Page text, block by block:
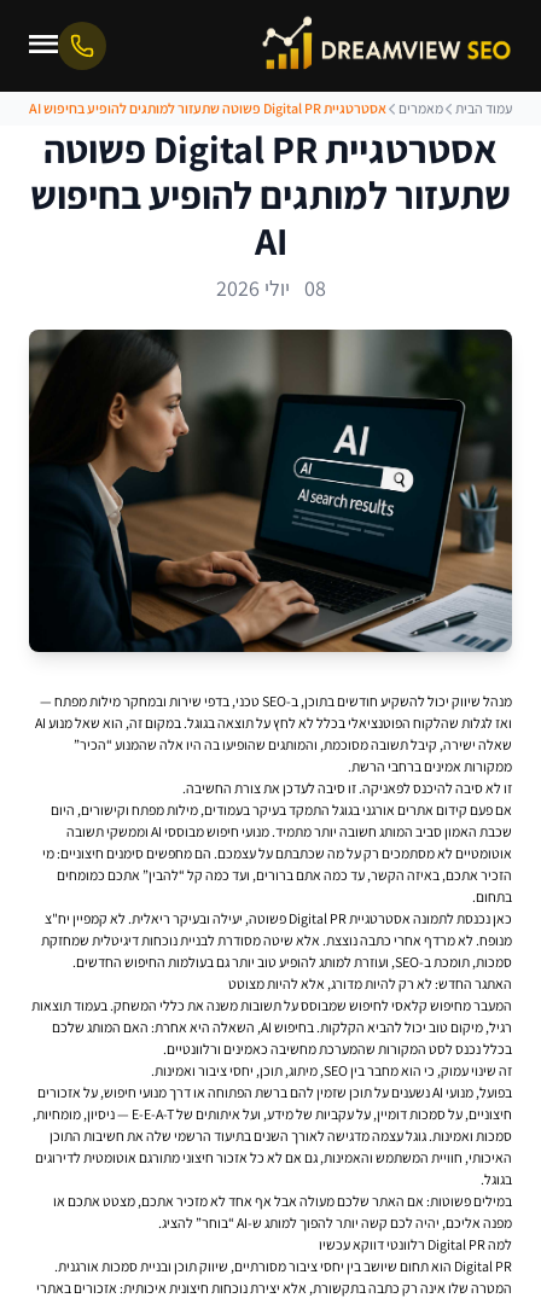
עמוד הבית מאמרים אסטרטגיית Digital PR פשוטה שתעזור למותגים להופיע בחיפוש AI
אסטרטגיית Digital PR פשוטה
שתעזור למותגים להופיע בחיפוש
AI
08 יולי 2026
מנהל שיווק יכול להשקיע חודשים בתוכן, ב-SEO טכני, בדפי שירות ובמחקר מילות מפתח —
ואז לגלות שהלקוח הפוטנציאלי בכלל לא לחץ על תוצאה בגוגל. במקום זה, הוא שאל מנוע AI
שאלה ישירה, קיבל תשובה מסוכמת, והמותגים שהופיעו בה היו אלה שהמנוע “הכיר”
ממקורות אמינים ברחבי הרשת.
זו לא סיבה להיכנס לפאניקה. זו סיבה לעדכן את צורת החשיבה.
אם פעם קידום אתרים אורגני בגוגל התמקד בעיקר בעמודים, מילות מפתח וקישורים, היום
שכבת האמון סביב המותג חשובה יותר מתמיד. מנועי חיפוש מבוססי AI וממשקי תשובה
אוטומטיים לא מסתמכים רק על מה שכתבתם על עצמכם. הם מחפשים סימנים חיצוניים: מי
הזכיר אתכם, באיזה הקשר, עד כמה אתם ברורים, ועד כמה קל “להבין” אתכם כמומחים
בתחום.
כאן נכנסת לתמונה אסטרטגיית Digital PR פשוטה, יעילה ובעיקר ריאלית. לא קמפיין יח"צ
מנופח. לא מרדף אחרי כתבה נוצצת. אלא שיטה מסודרת לבניית נוכחות דיגיטלית שמחזקת
סמכות, תומכת ב-SEO, ועוזרת למותג להופיע טוב יותר גם בעולמות החיפוש החדשים.
האתגר החדש: לא רק להיות מדורג, אלא להיות מצוטט
המעבר מחיפוש קלאסי לחיפוש שמבוסס על תשובות משנה את כללי המשחק. בעמוד תוצאות
רגיל, מיקום טוב יכול להביא הקלקות. בחיפוש AI, השאלה היא אחרת: האם המותג שלכם
בכלל נכנס לסט המקורות שהמערכת מחשיבה כאמינים ורלוונטיים.
זה שינוי עמוק, כי הוא מחבר בין SEO, מיתוג, תוכן, יחסי ציבור ואמינות.
בפועל, מנועי AI נשענים על תוכן שזמין להם ברשת הפתוחה או דרך מנועי חיפוש, על אזכורים
חיצוניים, על סמכות דומיין, על עקביות של מידע, ועל איתותים של E-E-A-T — ניסיון, מומחיות,
סמכות ואמינות. גוגל עצמה מדגישה לאורך השנים בתיעוד הרשמי שלה את חשיבות התוכן
האיכותי, חוויית המשתמש והאמינות, גם אם לא כל אזכור חיצוני מתורגם אוטומטית לדירוגים
בגוגל.
במילים פשוטות: אם האתר שלכם מעולה אבל אף אחד לא מזכיר אתכם, מצטט אתכם או
מפנה אליכם, יהיה לכם קשה יותר להפוך למותג ש-AI “בוחר” להציג.
למה Digital PR רלוונטי דווקא עכשיו
Digital PR הוא תחום שיושב בין יחסי ציבור מסורתיים, שיווק תוכן ובניית סמכות אורגנית.
המטרה שלו אינה רק כתבה בתקשורת, אלא יצירת נוכחות חיצונית איכותית: אזכורים באתרי